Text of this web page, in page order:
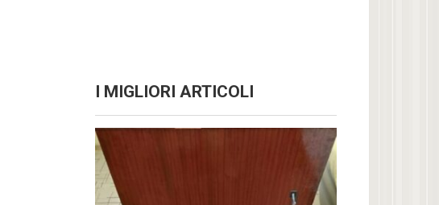
I MIGLIORI ARTICOLI